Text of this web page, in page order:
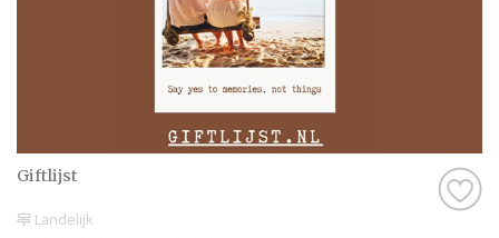
Giftlijst
Landelijk